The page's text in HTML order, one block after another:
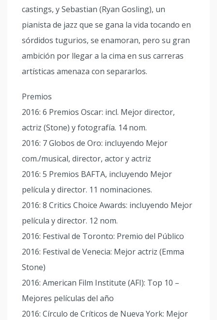
castings, y Sebastian (Ryan Gosling), un
pianista de jazz que se gana la vida tocando en
sórdidos tugurios, se enamoran, pero su gran
ambición por llegar a la cima en sus carreras
artísticas amenaza con separarlos.
Premios
2016: 6 Premios Oscar: incl. Mejor director,
actriz (Stone) y fotografía. 14 nom.
2016: 7 Globos de Oro: incluyendo Mejor
com./musical, director, actor y actriz
2016: 5 Premios BAFTA, incluyendo Mejor
película y director. 11 nominaciones.
2016: 8 Critics Choice Awards: incluyendo Mejor
película y director. 12 nom.
2016: Festival de Toronto: Premio del Público
2016: Festival de Venecia: Mejor actriz (Emma
Stone)
2016: American Film Institute (AFI): Top 10 –
Mejores películas del año
2016: Círculo de Críticos de Nueva York: Mejor